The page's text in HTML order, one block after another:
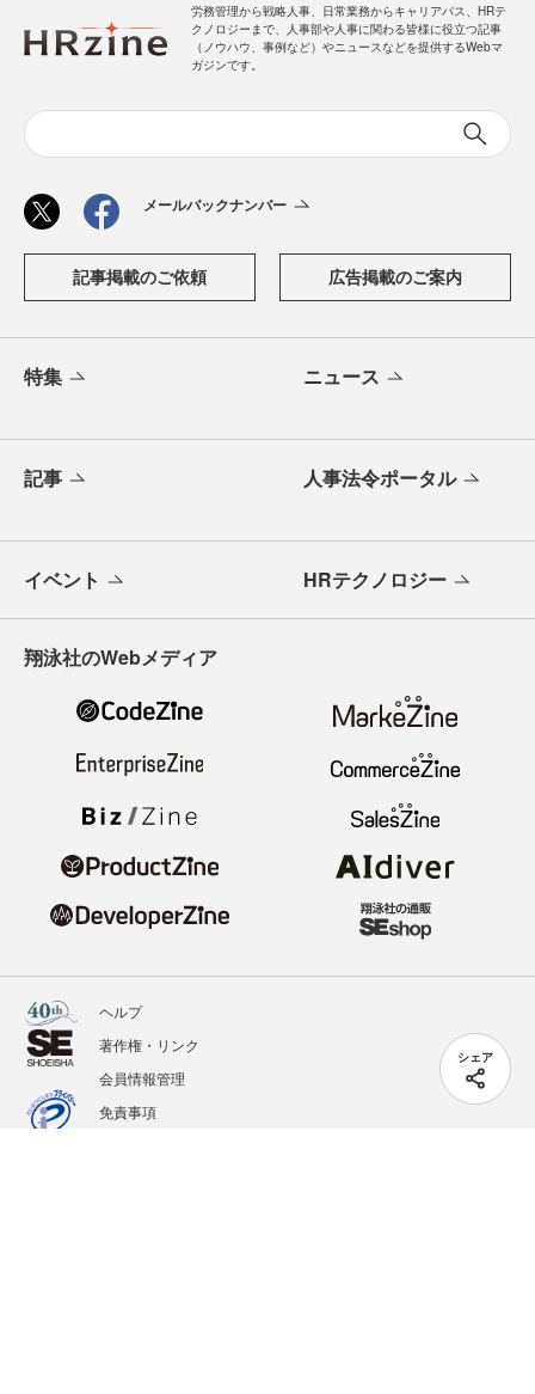
シェア
労務管理から戦略人事、日常業務からキャリアパス、HRテ
クノロジーまで、人事部や人事に関わる皆様に役立つ記事
（ノウハウ、事例など）やニュースなどを提供するWebマ
ガジンです。
メールバックナンバー
記事掲載のご依頼 広告掲載のご案内
特集 ニュース
記事 人事法令ポータル
イベント HRテクノロジー
翔泳社のWebメディア
ヘルプ
著作権・リンク
会員情報管理
免責事項